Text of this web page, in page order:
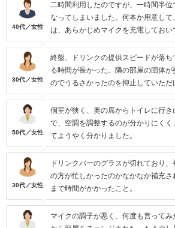
40代／女性
二時間利用したのですが、一時間半位
なってしまいました。何本か用意して
は、あらかじめマイクを充電しておい
30代／女性
終盤、ドリンクの提供スピードが落
る時間が長かった。隣の部屋の団体
のでうるさかったのを抑止していただ
50代／女性
個室が狭く、奥の席からトイレに行
で、空調を調整するのが分かりにく
てようやく分かりました。
30代／女性
ドリンクバーのグラスが切れており
の方が忙しかったのかなかなか補充
まで時間がかかったこと。
マイクの調子が悪く、何度も言って